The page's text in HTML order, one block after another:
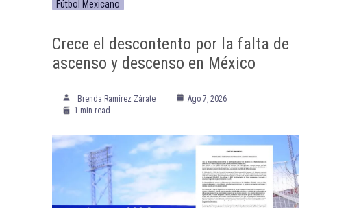
Fútbol Mexicano
Crece el descontento por la falta de
ascenso y descenso en México
Brenda Ramírez Zárate
Ago 7, 2026
1 min read